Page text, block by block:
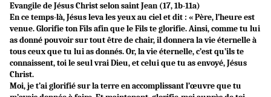
Evangile de Jésus Christ selon saint Jean (17, 1b-11a)
En ce temps-là, Jésus leva les yeux au ciel et dit : « Père, l’heure est
venue. Glorifie ton Fils afin que le Fils te glorifie. Ainsi, comme tu lui
as donné pouvoir sur tout être de chair, il donnera la vie éternelle à
tous ceux que tu lui as donnés. Or, la vie éternelle, c’est qu’ils te
connaissent, toi le seul vrai Dieu, et celui que tu as envoyé, Jésus
Christ.
Moi, je t’ai glorifié sur la terre en accomplissant l’œuvre que tu